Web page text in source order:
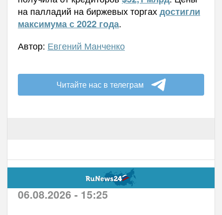
на палладий на биржевых торгахдостигли
максимума с 2022 года.
Автор: Евгений Манченко
Читайте нас в телеграм
06.08.2026 - 15:25